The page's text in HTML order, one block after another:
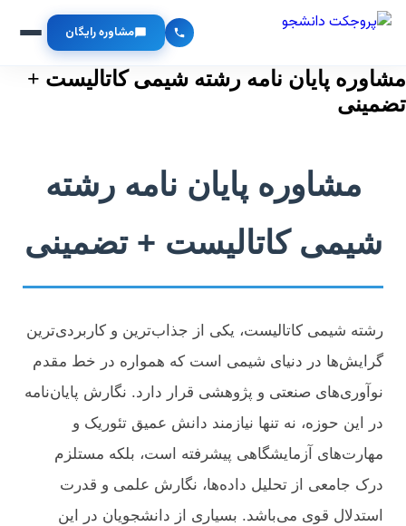
مشاوره رایگان
مشاوره پایان نامه رشته شیمی کاتالیست +
تضمینی
مشاوره پایان نامه رشته
شیمی کاتالیست + تضمینی
رشته شیمی کاتالیست، یکی از جذاب‌ترین و کاربردی‌ترین
گرایش‌ها در دنیای شیمی است که همواره در خط مقدم
نوآوری‌های صنعتی و پژوهشی قرار دارد. نگارش پایان‌نامه
در این حوزه، نه تنها نیازمند دانش عمیق تئوریک و
مهارت‌های آزمایشگاهی پیشرفته است، بلکه مستلزم
درک جامعی از تحلیل داده‌ها، نگارش علمی و قدرت
استدلال قوی می‌باشد. بسیاری از دانشجویان در این